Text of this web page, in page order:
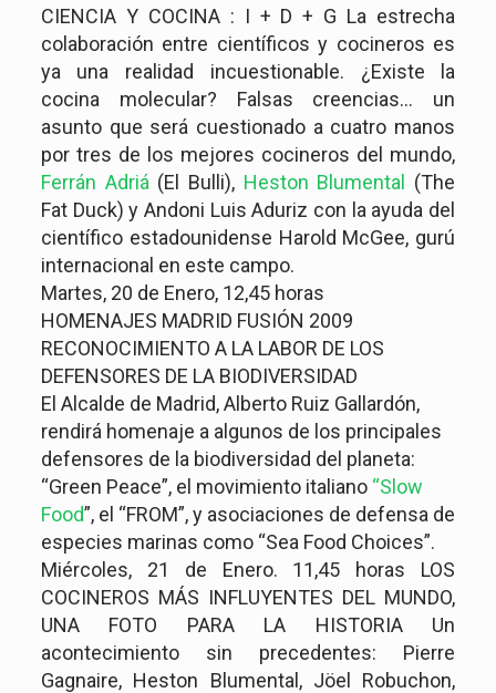
CIENCIA Y COCINA : I + D + G La estrecha
colaboración entre científicos y cocineros es
ya una realidad incuestionable. ¿Existe la
cocina molecular? Falsas creencias… un
asunto que será cuestionado a cuatro manos
por tres de los mejores cocineros del mundo,
Ferrán Adriá (El Bulli), Heston Blumental
(The
Fat Duck) y Andoni Luis Aduriz con la ayuda del
científico estadounidense Harold McGee, gurú
internacional en este campo.
Martes, 20 de Enero, 12,45 horas
HOMENAJES MADRID FUSIÓN 2009
RECONOCIMIENTO A LA LABOR DE LOS
DEFENSORES DE LA BIODIVERSIDAD
El Alcalde de Madrid, Alberto Ruiz Gallardón,
rendirá homenaje a algunos de los principales
defensores de la biodiversidad del planeta:
“Green Peace”, el movimiento italiano “Slow
Food”, el “FROM”, y asociaciones de defensa de
especies marinas como “Sea Food Choices”.
Miércoles, 21 de Enero. 11,45 horas LOS
COCINEROS MÁS INFLUYENTES DEL MUNDO,
UNA FOTO PARA LA HISTORIA Un
acontecimiento sin precedentes: Pierre
Gagnaire, Heston Blumental, Jöel Robuchon,